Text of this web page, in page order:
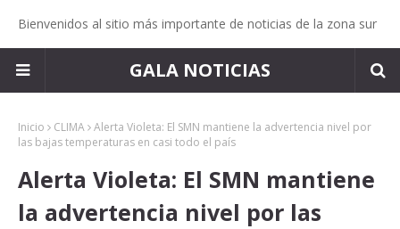
Bienvenidos al sitio más importante de noticias de la zona sur
GALA NOTICIAS
Inicio CLIMA Alerta Violeta: El SMN mantiene la advertencia nivel por
las bajas temperaturas en casi todo el país
Alerta Violeta: El SMN mantiene
la advertencia nivel por las